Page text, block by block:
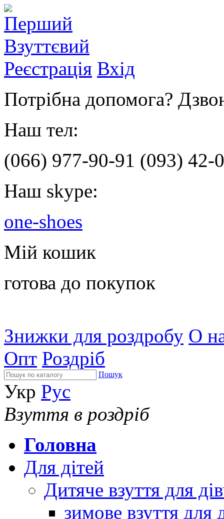
Реєстрація Вхід
Потрібна допомога?
Наш тел:
(066) 977-90-91 (093) 42-
Наш skype:
one-shoes
Мій кошик
готова до покупок
Знижки для роздробу О
Опт Роздріб
Пошук
Укр Рус
Взуття в роздріб
Головна
Для дітей
Дитяче взуття для
зимове взуття для